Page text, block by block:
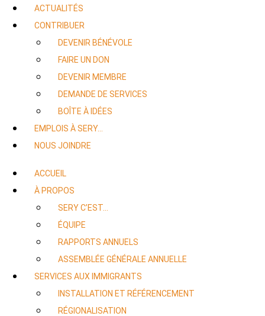
ACTUALITÉS
CONTRIBUER
DEVENIR BÉNÉVOLE
FAIRE UN DON
DEVENIR MEMBRE
DEMANDE DE SERVICES
BOÎTE À IDÉES
EMPLOIS À SERY…
NOUS JOINDRE
ACCUEIL
À PROPOS
SERY C’EST…
ÉQUIPE
RAPPORTS ANNUELS
ASSEMBLÉE GÉNÉRALE ANNUELLE
SERVICES AUX IMMIGRANTS
INSTALLATION ET RÉFÉRENCEMENT
RÉGIONALISATION